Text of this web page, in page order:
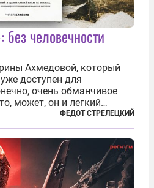
человечности
Ахмедовой, который
доступен для
очень обманчивое
может, он и легкий
—
Десять рассказов,
или косвенно (в
ФЕДОТ СТРЕЛЕЦКИЙ